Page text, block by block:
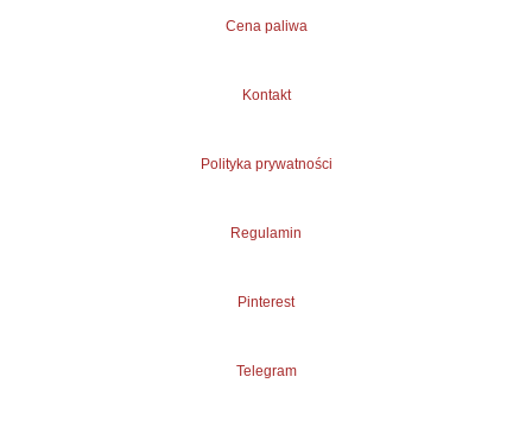
Cena paliwa
Kontakt
Polityka prywatności
Regulamin
Pinterest
Telegram